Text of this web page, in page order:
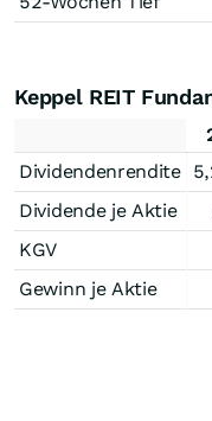
Keppel REIT
Dividendenrendite
Dividende je Aktie
KGV
Gewinn je Aktie